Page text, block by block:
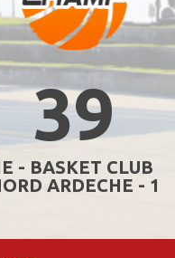
39
- BASKET CLUB
ARDECHE - 1